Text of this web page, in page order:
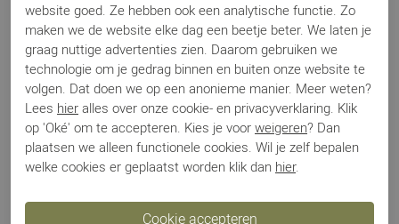
Sale Sale
website goed. Ze hebben ook een analytische functie. Zo
maken we de website elke dag een beetje beter. We laten je
graag nuttige advertenties zien. Daarom gebruiken we
technologie om je gedrag binnen en buiten onze website te
volgen. Dat doen we op een anonieme manier. Meer weten?
Lees hier alles over onze cookie- en privacyverklaring. Klik
op 'Oké' om te accepteren. Kies je voor weigeren? Dan
plaatsen we alleen functionele cookies. Wil je zelf bepalen
welke cookies er geplaatst worden klik dan hier.